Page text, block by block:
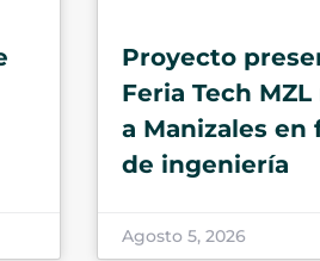
Proyecto
Feria Tech
a Manizales en
de ingeniería
Agosto 5, 2026